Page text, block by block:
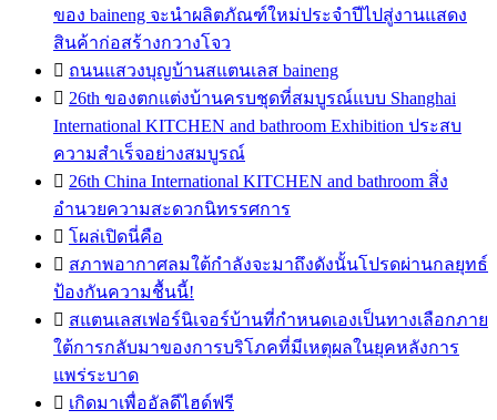
ของ baineng จะนำผลิตภัณฑ์ใหม่ประจำปีไปสู่งานแสดง
สินค้าก่อสร้างกวางโจว
 ถนนแสวงบุญบ้านสแตนเลส baineng
 26th ของตกแต่งบ้านครบชุดที่สมบูรณ์แบบ Shanghai
International KITCHEN and bathroom Exhibition ประสบ
ความสำเร็จอย่างสมบูรณ์
 26th China International KITCHEN and bathroom สิ่ง
อำนวยความสะดวกนิทรรศการ
 โผล่เปิดนี่คือ
 สภาพอากาศลมใต้กำลังจะมาถึงดังนั้นโปรดผ่านกลยุทธ์
ป้องกันความชื้นนี้!
 สแตนเลสเฟอร์นิเจอร์บ้านที่กำหนดเองเป็นทางเลือกภาย
ใต้การกลับมาของการบริโภคที่มีเหตุผลในยุคหลังการ
แพร่ระบาด
 เกิดมาเพื่ออัลดีไฮด์ฟรี